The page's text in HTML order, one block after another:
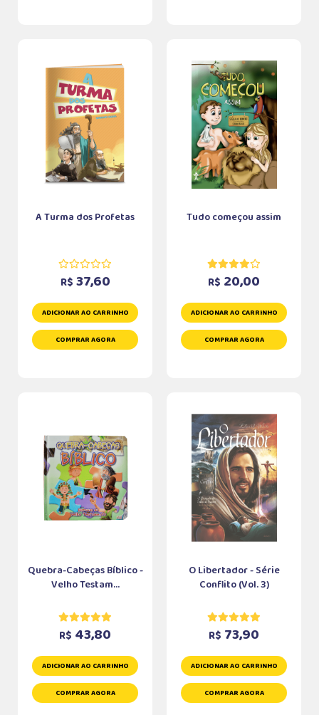
A Turma dos Profetas
R$ 37,60
ADICIONAR AO CARRINHO
COMPRAR AGORA
Tudo começou assim
R$ 20,00
ADICIONAR AO CARRINHO
COMPRAR AGORA
Quebra-Cabeças Bíblico -
Velho Testam...
R$ 43,80
ADICIONAR AO CARRINHO
COMPRAR AGORA
O Libertador - Série
Conflito (Vol. 3)
R$ 73,90
ADICIONAR AO CARRINHO
COMPRAR AGORA